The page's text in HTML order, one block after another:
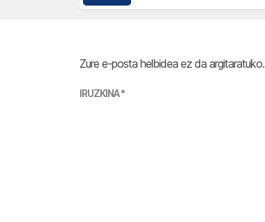
Zure e-posta helbidea ez da argitaratuko.
IRUZKINA*